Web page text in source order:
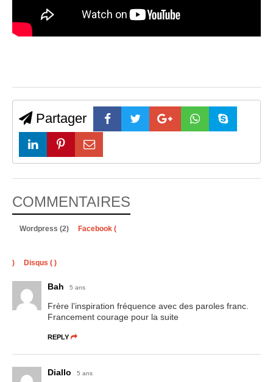
Partager
COMMENTAIRES
Wordpress (2) Facebook (
) Disqus ( )
Bah 5 ans
Frère l’inspiration fréquence avec des paroles franc.
Francement courage pour la suite
REPLY
Diallo 5 ans